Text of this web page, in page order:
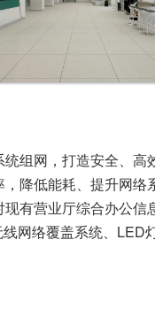
组网，打造安全、高
降低能耗、提升网络
有营业厅综合办公信
网络覆盖系统、LED